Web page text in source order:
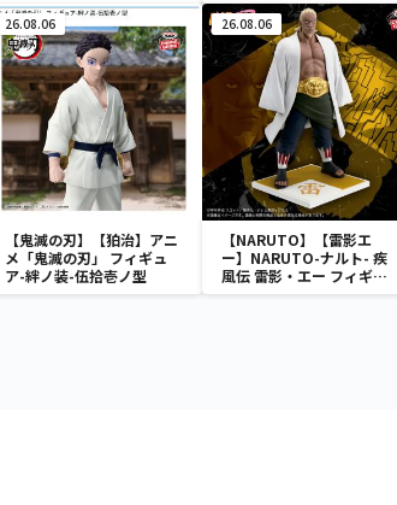
26.08.06
【鬼滅の刃】【狛治】アニ
メ「鬼滅の刃」 フィギュ
ア-絆ノ装-伍拾壱ノ型
26.08.06
【NARUTO】【雷影エ
ー】NARUTO-ナルト- 疾
風伝 雷影・エー フィギュ
ア～五影集結…!!～